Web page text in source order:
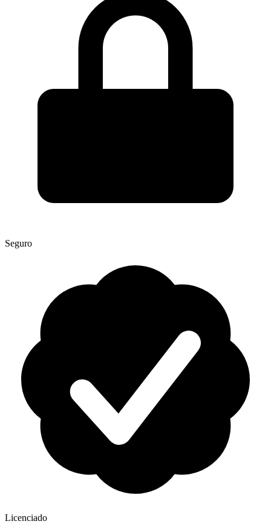
Seguro
Licenciado